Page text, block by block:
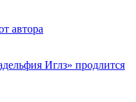
автора
Иглз» продлится